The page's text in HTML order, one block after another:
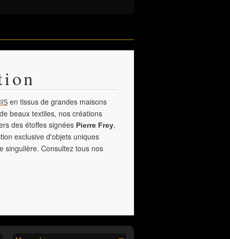
en tissus de grandes maisons
beaux textiles, nos créations
des étoffes signées Pierre Frey,
exclusive d'objets uniques
singulière. Consultez tous nos